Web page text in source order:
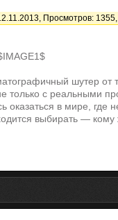
Просмотров:
шутер от
только с реальными
оказаться в мире, где
выбирать — кому